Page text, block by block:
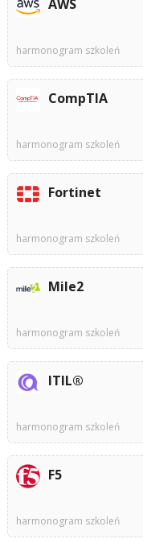
AWS
harmonogram szkoleń
CompTIA
harmonogram szkoleń
Fortinet
harmonogram szkoleń
Mile2
harmonogram szkoleń
ITIL®
harmonogram szkoleń
F5
harmonogram szkoleń